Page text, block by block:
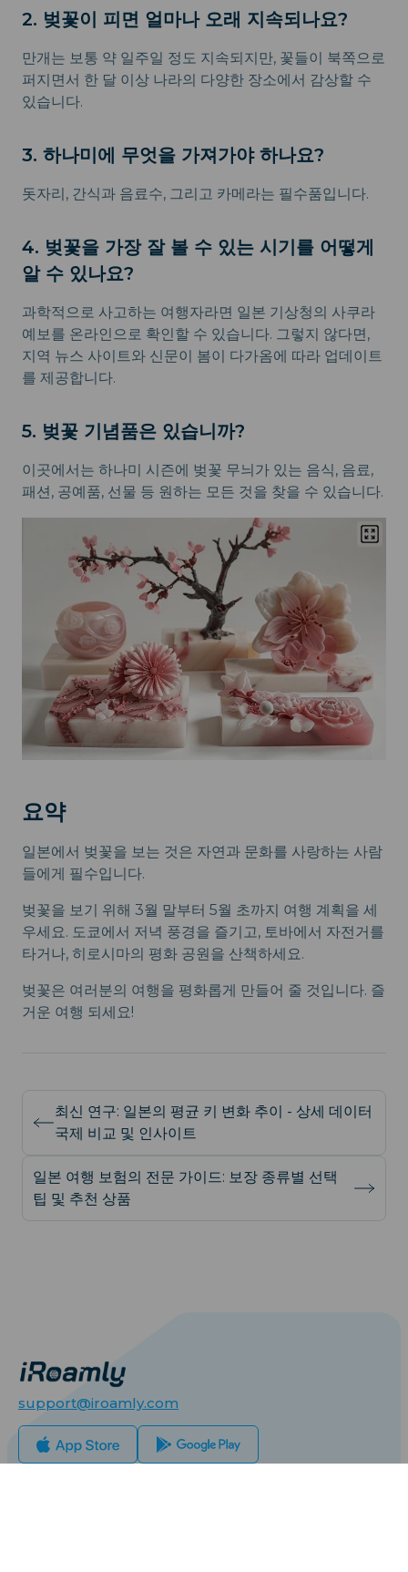
2. 벚꽃이 피면 얼마나 오래 지속되나요?
만개는 보통 약 일주일 정도 지속되지만, 꽃들이 북쪽으로
퍼지면서 한 달 이상 나라의 다양한 장소에서 감상할 수
있습니다.
3. 하나미에 무엇을 가져가야 하나요?
돗자리, 간식과 음료수, 그리고 카메라는 필수품입니다.
4. 벚꽃을 가장 잘 볼 수 있는 시기를 어떻게
알 수 있나요?
과학적으로 사고하는 여행자라면 일본 기상청의 사쿠라
예보를 온라인으로 확인할 수 있습니다. 그렇지 않다면,
지역 뉴스 사이트와 신문이 봄이 다가옴에 따라 업데이트
를 제공합니다.
5. 벚꽃 기념품은 있습니까?
이곳에서는 하나미 시즌에 벚꽃 무늬가 있는 음식, 음료,
패션, 공예품, 선물 등 원하는 모든 것을 찾을 수 있습니다.
요약
일본에서 벚꽃을 보는 것은 자연과 문화를 사랑하는 사람
들에게 필수입니다.
벚꽃을 보기 위해 3월 말부터 5월 초까지 여행 계획을 세
우세요. 도쿄에서 저녁 풍경을 즐기고, 토바에서 자전거를
타거나, 히로시마의 평화 공원을 산책하세요.
벚꽃은 여러분의 여행을 평화롭게 만들어 줄 것입니다. 즐
거운 여행 되세요!
최신 연구: 일본의 평균 키 변화 추이 - 상세 데이터
국제 비교 및 인사이트
일본 여행 보험의 전문 가이드: 보장 종류별 선택
팁 및 추천 상품
support@iroamly.com